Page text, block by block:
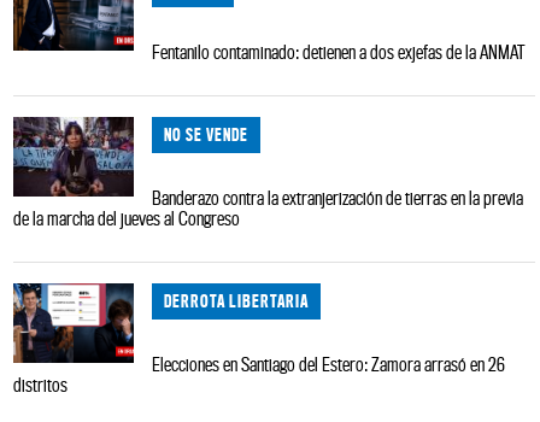
Fentanilo contaminado: detienen a dos exjefas de la ANMAT
NO SE VENDE
Banderazo contra la extranjerización de tierras en la previa
de la marcha del jueves al Congreso
DERROTA LIBERTARIA
Elecciones en Santiago del Estero: Zamora arrasó en 26
distritos